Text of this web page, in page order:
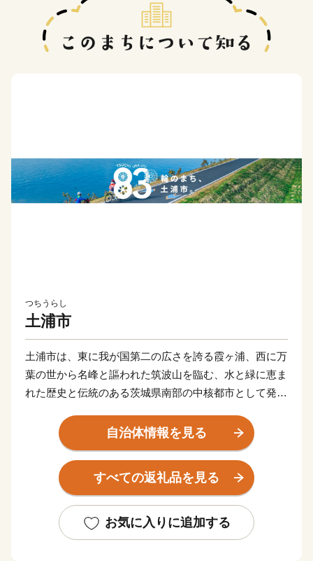
つちうらし
土浦市
土浦市は、東に我が国第二の広さを誇る霞ヶ浦、西に万
葉の世から名峰と謳われた筑波山を臨む、水と緑に恵ま
れた歴史と伝統のある茨城県南部の中核都市として発展
現在は、日本三大花火の一つでもあり、花火師が日本一
をかけて腕を競う「土浦全国花火競技大会」や国内屈指
の市民マラソンとなりました「かすみがうらマラソン兼
「カレーフェスティバル」など特色あるイベントが多数
開催され、多くの人で賑わいます。
自治体情報を見る
すべての返礼品を見る
お気に入りに追加する